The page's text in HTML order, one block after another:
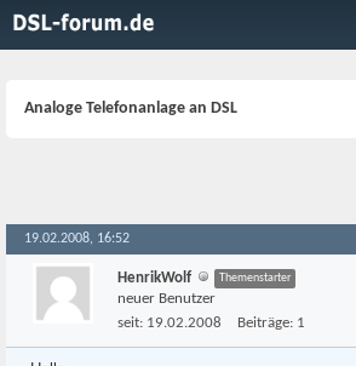
Analoge Telefonanlage an DSL
19.02.2008, 16:52
HenrikWolf Themenstarter
neuer Benutzer
seit: 19.02.2008 Beiträge: 1